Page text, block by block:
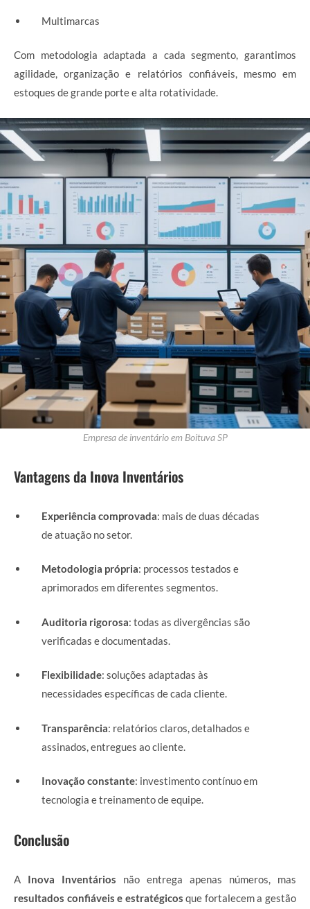
Multimarcas
Com metodologia adaptada a cada segmento, garantimos
agilidade, organização e relatórios confiáveis, mesmo em
estoques de grande porte e alta rotatividade.
Empresa de inventário em Boituva SP
Vantagens da Inova Inventários
Experiência comprovada: mais de duas décadas
de atuação no setor.
Metodologia própria: processos testados e
aprimorados em diferentes segmentos.
Auditoria rigorosa: todas as divergências são
verificadas e documentadas.
Flexibilidade: soluções adaptadas às
necessidades específicas de cada cliente.
Transparência: relatórios claros, detalhados e
assinados, entregues ao cliente.
Inovação constante: investimento contínuo em
tecnologia e treinamento de equipe.
Conclusão
A Inova Inventários não entrega apenas números, mas
resultados confiáveis e estratégicos que fortalecem a gestão